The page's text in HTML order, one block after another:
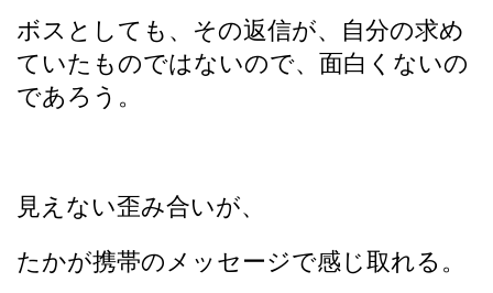
ボスとしても、その返信が、自分の求め
ていたものではないので、面白くないの
であろう。
見えない歪み合いが、
たかが携帯のメッセージで感じ取れる。